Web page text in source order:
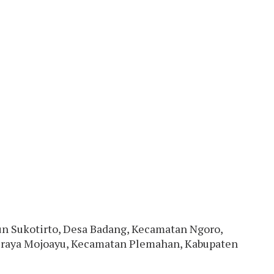
Sukotirto, Desa Badang, Kecamatan Ngoro,
Mojoayu, Kecamatan Plemahan, Kabupaten